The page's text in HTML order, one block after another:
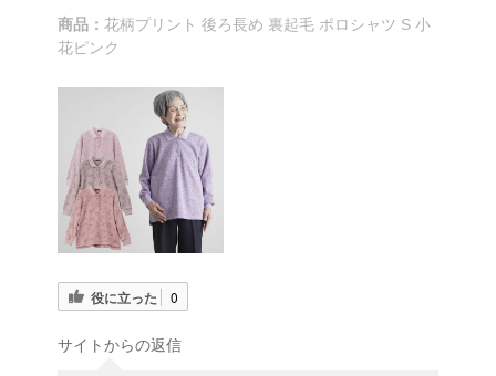
商品：花柄プリント 後ろ長め 裏起毛 ポロシャツ S 小
花ピンク
役に立った 0
サイトからの返信